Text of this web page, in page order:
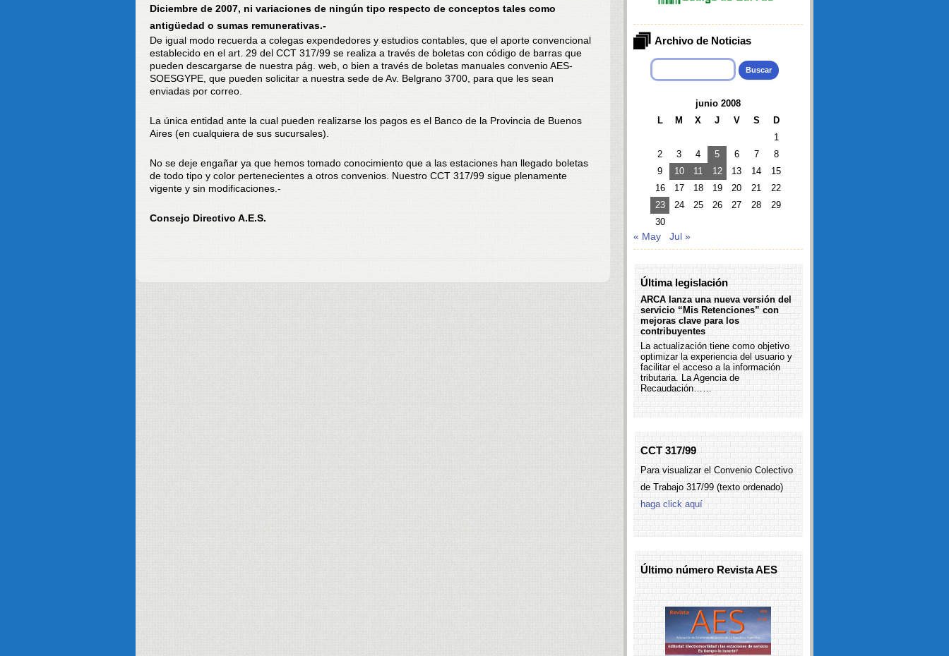
Diciembre de 2007, ni variaciones de ningún tipo respecto de conceptos tales como
antigüedad o sumas remunerativas.-
De igual modo recuerda a colegas expendedores y estudios contables, que el aporte convencional
establecido en el art. 29 del CCT 317/99 se realiza a través de boletas con código de barras que
pueden descargarse de nuestra pág. web, o bien a través de boletas manuales convenio AES-
SOESGYPE, que pueden solicitar a nuestra sede de Av. Belgrano 3700, para que les sean
enviadas por correo.
La única entidad ante la cual pueden realizarse los pagos es el Banco de la Provincia de Buenos
Aires (en cualquiera de sus sucursales).
No se deje engañar ya que hemos tomado conocimiento que a las estaciones han llegado boletas
de todo tipo y color pertenecientes a otros convenios. Nuestro CCT 317/99 sigue plenamente
vigente y sin modificaciones.-
Consejo Directivo A.E.S.
Archivo de Noticias
Buscar:
junio 2008
L
M X J V S
D
1
2
3 4 5 6 7
8
9
10 11 12 13 14
15
16
17 18 19 20 21
22
23
24 25 26 27 28
29
30
« May Jul »
Última legislación
ARCA lanza una nueva versión del
servicio “Mis Retenciones” con
mejoras clave para los
contribuyentes
La actualización tiene como objetivo
optimizar la experiencia del usuario y
facilitar el acceso a la información
tributaria. La Agencia de
Recaudación……
CCT 317/99
Para visualizar el Convenio Colectivo
de Trabajo 317/99 (texto ordenado)
haga click aquí
Último número Revista AES